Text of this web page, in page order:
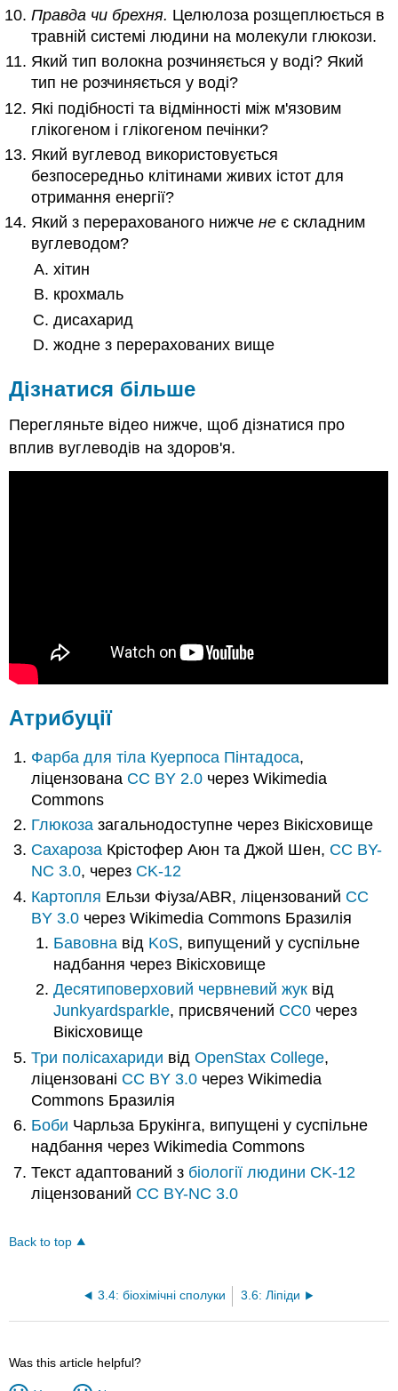
Правда чи брехня. Целюлоза розщеплюється в
травній системі людини на молекули глюкози.
Який тип волокна розчиняється у воді? Який
тип не розчиняється у воді?
Які подібності та відмінності між м'язовим
глікогеном і глікогеном печінки?
Який вуглевод використовується
безпосередньо клітинами живих істот для
отримання енергії?
Який з перерахованого нижчене є складним
вуглеводом?
хітин
крохмаль
дисахарид
жодне з перерахованих вище
Дізнатися більше
Перегляньте відео нижче, щоб дізнатися про
вплив вуглеводів на здоров'я.
Атрибуції
Фарба для тіла Куерпоса Пінтадоса,
ліцензована CC BY 2.0 через Wikimedia
Commons
Глюкоза загальнодоступне через Вікісховище
Сахароза Крістофер Аюн та Джой Шен, CC BY-
NC 3.0, через CK-12
Картопля Ельзи Фіуза/ABR, ліцензований CC
BY 3.0 через Wikimedia Commons Бразилія
Бавовнавід KoS, випущений у суспільне
надбання через Вікісховище
Десятиповерховий червневий жуквід
Junkyardsparkle, присвячений CC0через
Вікісховище
Три полісахариди відOpenStax College,
ліцензовані CC BY 3.0 через Wikimedia
Commons Бразилія
Боби Чарльза Брукінга, випущені у суспільне
надбання через Wikimedia Commons
Текст адаптований з біології людини CK-12
ліцензований CC BY-NC 3.0
Back to top
3.4: біохімічні сполуки 3.6: Ліпіди
Was this article helpful?